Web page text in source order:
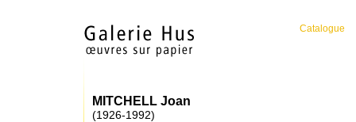
Catalogue
MITCHELL Joan
(1926-1992)